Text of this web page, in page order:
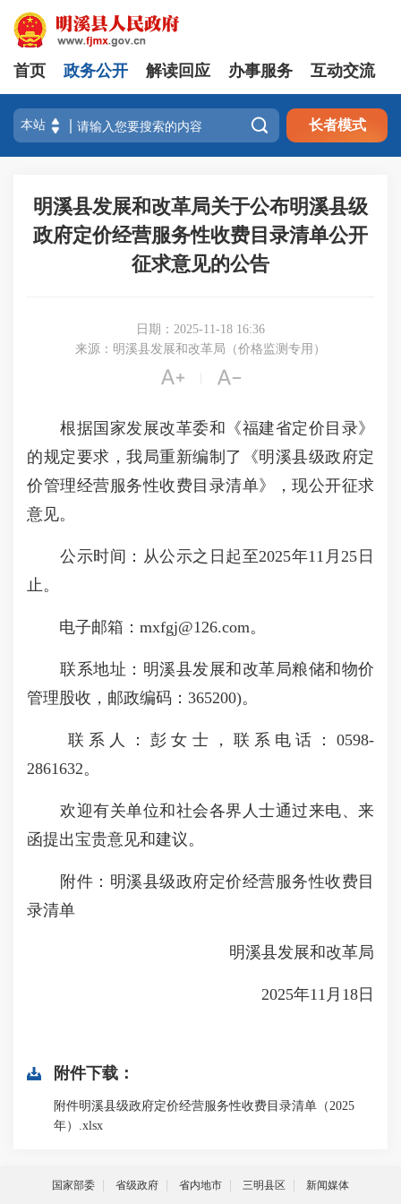
首页 政务公开 解读回应 办事服务 互动交流
 长者模式
明溪县发展和改革局关于公布明溪县级
政府定价经营服务性收费目录清单公开
征求意见的公告
日期：2025-11-18 16:36
来源：明溪县发展和改革局（价格监测专用）
 
根据国家发展改革委和《福建省定价目录》
的规定要求，我局重新编制了《明溪县级政府定
价管理经营服务性收费目录清单》，现公开征求
意见。
公示时间：从公示之日起至2025年11月25日
止。
电子邮箱：mxfgj@126.com。
联系地址：明溪县发展和改革局粮储和物价
管理股收，邮政编码：365200)。
联系人：彭女士，联系电话：0598-
2861632。
欢迎有关单位和社会各界人士通过来电、来
函提出宝贵意见和建议。
附件：明溪县级政府定价经营服务性收费目
录清单
明溪县发展和改革局
2025年11月18日
附件下载：
附件明溪县级政府定价经营服务性收费目录清单（2025
年）.xlsx
国家部委 省级政府 省内地市 三明县区 新闻媒体